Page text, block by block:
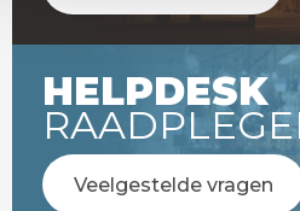
HELPDESK
Veelgestelde vragen